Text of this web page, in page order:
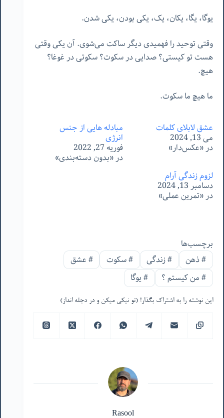
یوگا، یگا، یکان، یک، یکی بودن، یکی شدن.
وقتی توحید را فهمیدی دیگر ساکت می‌شوی. آن یکی وقتی
هست تو کیستی؟ صدایی در سکوت؟ سکوتی در غوغا؟
هیچ.
ما هیچ ما سکوت.
عشق لابلای کلمات
می 13, 2024
در «عکس‌دار»
مبادله هایی از جنس
انرژی
فوریه 27, 2022
در «بدون دسته‌بندی»
لزوم زندگی آرام
دسامبر 13, 2024
در «تمرین عملی»
برچسب‌ها
#ذهن #زندگی #سکوت #عشق
#من‌ کیستم ؟ #یوگا
این نوشته را به اشتراک بگذار! (تو نیکی میکن و در دجله انداز)
Rasool